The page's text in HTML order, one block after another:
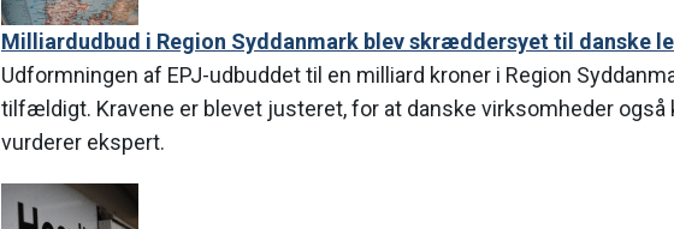
Milliardudbud i Region Syddanmark blev skræddersyet til danske
Udformningen af EPJ-udbuddet til en milliard kroner i Region
tilfældigt. Kravene er blevet justeret, for at danske virksomheder også
vurderer ekspert.